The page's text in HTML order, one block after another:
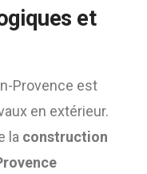
et
Provence est
en extérieur.
la construction